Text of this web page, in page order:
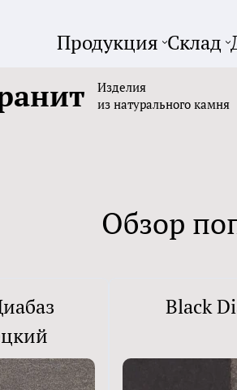
Продукция Склад
Изделия
из натурального камня
Обзор
Black